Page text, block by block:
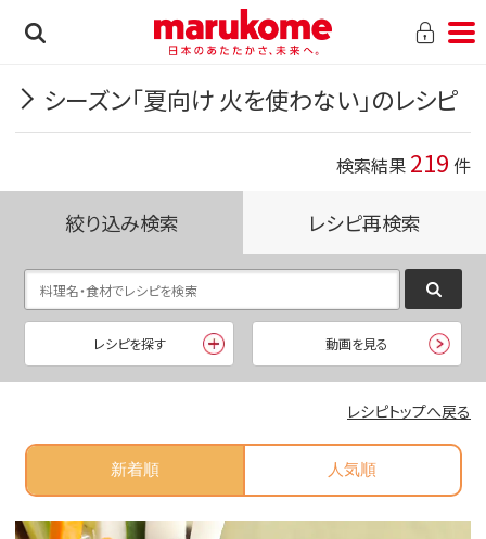
シーズン「夏向け 火を使わない」のレシピ
検索結果 219 件
絞り込み検索 レシピ再検索
レシピを探す 動画を見る
レシピトップへ戻る
新着順 人気順